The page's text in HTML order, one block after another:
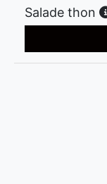
Salade thon